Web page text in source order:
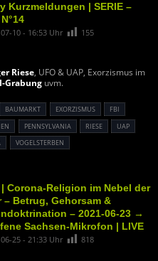
Kurzmeldungen | SERIE –
10 - 16:53 Uhr 155
Riese, UFO & UAP, Exorzismus im
Grabung uvm.
BAUMARKT EXORZISMUS
FBI
PENNSYLVANIA RIESE
UAP
VOGELSTERBEN
| Corona-Religion im Nebel der
– Betrug, Gehorsam &
– 2021-06-23 →
Sachsen-Mikrofon | LIVE
25 - 21:33 Uhr 818